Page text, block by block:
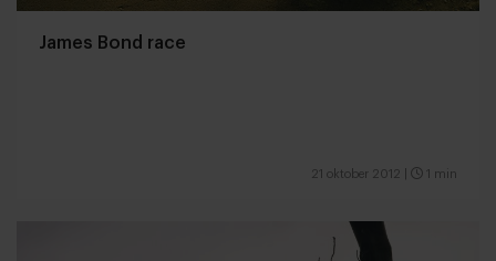
James Bond race
21 oktober 2012 1 min